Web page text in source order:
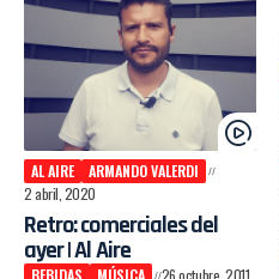
AL AIRE
ARMANDO VALERDI
2 abril, 2020
Retro: comerciales del
ayer | Al Aire